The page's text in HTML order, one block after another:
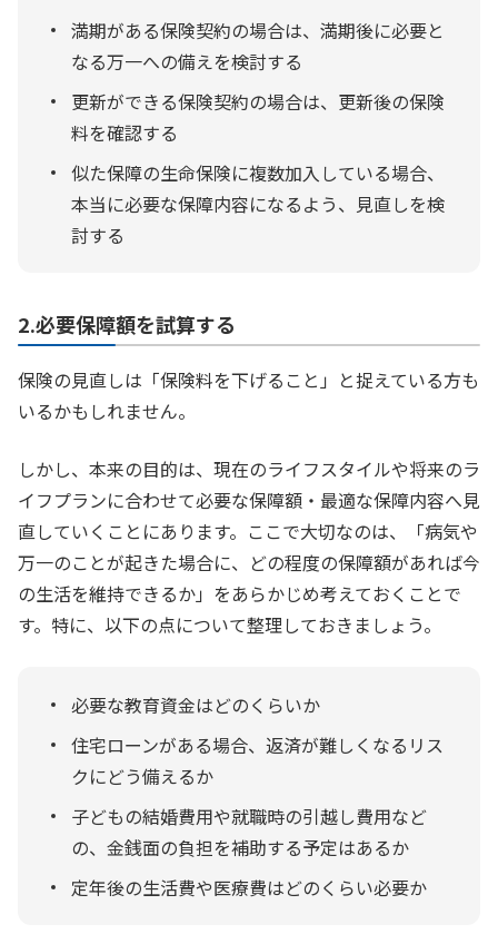
満期がある保険契約の場合は、満期後に必要と
なる万一への備えを検討する
更新ができる保険契約の場合は、更新後の保険
料を確認する
似た保障の生命保険に複数加入している場合、
本当に必要な保障内容になるよう、見直しを検
討する
2.必要保障額を試算する
保険の見直しは「保険料を下げること」と捉えている方も
いるかもしれません。
しかし、本来の目的は、現在のライフスタイルや将来のラ
イフプランに合わせて必要な保障額・最適な保障内容へ見
直していくことにあります。ここで大切なのは、「病気や
万一のことが起きた場合に、どの程度の保障額があれば今
の生活を維持できるか」をあらかじめ考えておくことで
す。特に、以下の点について整理しておきましょう。
必要な教育資金はどのくらいか
住宅ローンがある場合、返済が難しくなるリス
クにどう備えるか
子どもの結婚費用や就職時の引越し費用など
の、金銭面の負担を補助する予定はあるか
定年後の生活費や医療費はどのくらい必要か